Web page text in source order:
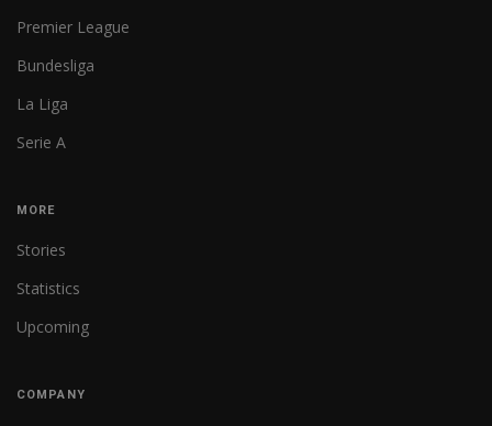
Premier League
Bundesliga
La Liga
Serie A
MORE
Stories
Statistics
Upcoming
COMPANY